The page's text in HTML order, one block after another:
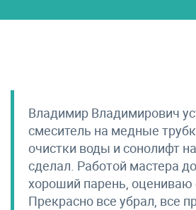
Владимир Владимирович
смеситель на медные
очистки воды и сонолифт
сделал. Работой мастера
хороший парень, оцениваю
Прекрасно все убрал, все